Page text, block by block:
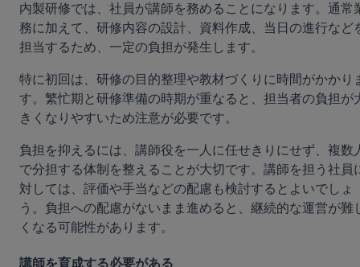
内製研修では、社員が講師を務めることになります。通常
務に加えて、研修内容の設計、資料作成、当日の進行など
担当するため、一定の負担が発生します。
特に初回は、研修の目的整理や教材づくりに時間がかかり
す。繁忙期と研修準備の時期が重なると、担当者の負担が
きくなりやすいため注意が必要です。
負担を抑えるには、講師役を一人に任せきりにせず、複数
で分担する体制を整えることが大切です。講師を担う社員
対しては、評価や手当などの配慮も検討するとよいでしょ
う。負担への配慮がないまま進めると、継続的な運営が難
くなる可能性があります。
講師を育成する必要がある